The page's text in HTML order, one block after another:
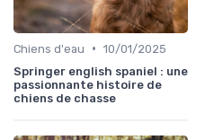
Chiens d'eau • 10/01/2025
Springer english spaniel : une
passionnante histoire de
chiens de chasse